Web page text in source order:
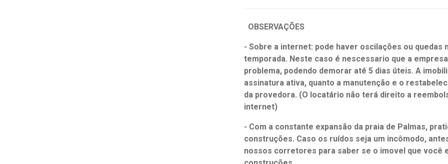
OBSERVAÇÕES
- Sobre a internet: pode haver oscilações ou quedas
temporada. Neste caso é nescessario que a
problema, podendo demorar até 5 dias úteis. A
assinatura ativa, quanto a manutenção e o
da provedora. (O locatário não terá direito a
internet)
- Com a constante expansão da praia de Palmas,
construções. Caso os ruídos seja um incômodo,
nossos corretores para saber se o imovel que você